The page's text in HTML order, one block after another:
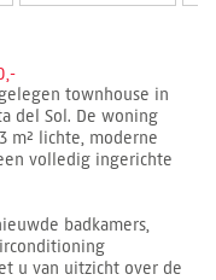
townhouse in
del Sol. De woning
m² lichte, moderne
volledig ingerichte
badkamers,
u van uitzicht over de